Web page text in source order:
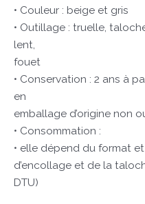
• Couleur : beige et gris
• Outillage : truelle,
lent,
fouet
• Conservation : 2 ans à
en
emballage d’origine non
• Consommation :
• elle dépend du format
d’encollage et de la
DTU)